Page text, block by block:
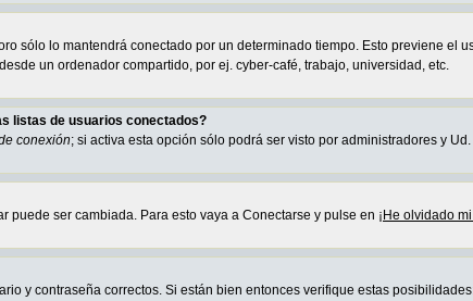
sólo lo mantendrá conectado por un determinado tiempo. Esto previene el
un ordenador compartido, por ej. cyber-café, trabajo, universidad, etc.
listas de usuarios conectados?
conexión; si activa esta opción sólo podrá ser visto por administradores y
puede ser cambiada. Para esto vaya a Conectarse y pulse en ¡He olvidado
y contraseña correctos. Si están bien entonces verifique estas